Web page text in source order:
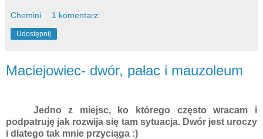
Chemini 1 komentarz:
Udostępnij
Maciejowiec- dwór, pałac i mauzoleum
Jedno z miejsc, ko którego często wracam i
podpatruję jak rozwija się tam sytuacja. Dwór jest uroczy
i dlatego tak mnie przyciąga :)